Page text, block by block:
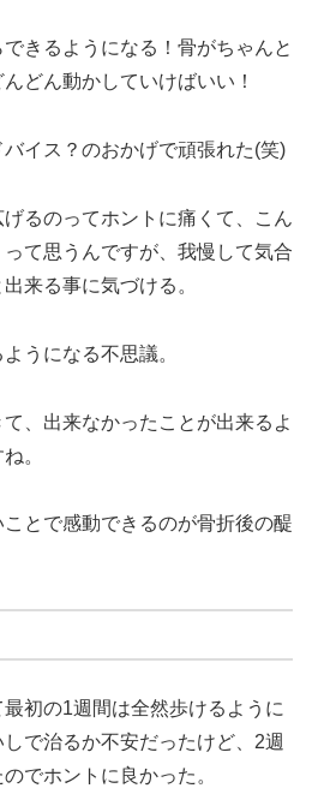
きるようになる！骨がちゃんと
どん動かしていけばいい！
イス？のおかげで頑張れた(笑)
るのってホントに痛くて、こん
て思うんですが、我慢して気合
来る事に気づける。
うになる不思議。
、出来なかったことが出来るよ
。
とで感動できるのが骨折後の醍
初の1週間は全然歩けるように
で治るか不安だったけど、2週
でホントに良かった。